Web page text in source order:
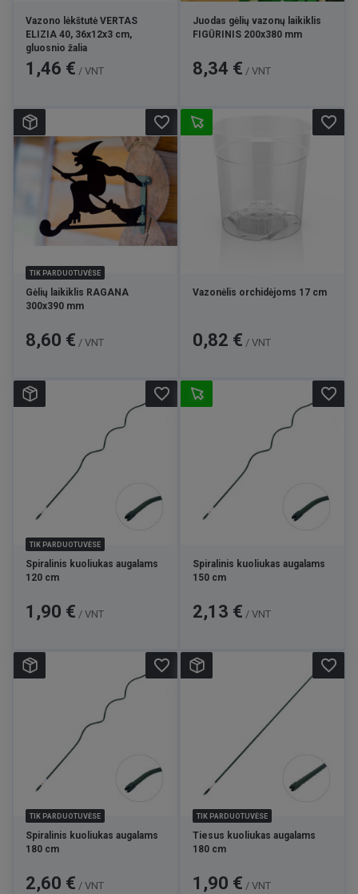
Vazono lėkštutė VERTAS
ELIZIA 40, 36x12x3 cm,
gluosnio žalia
Kaina
1,46 € / VNT
Juodas gėlių vazonų laikiklis
FIGŪRINIS 200x380 mm
Kaina
8,34 € / VNT
TIK PARDUOTUVĖSE
Gėlių laikiklis RAGANA
300x390 mm
Kaina
8,60 € / VNT
favorite_border
Vazonėlis orchidėjoms 17 cm
Kaina
0,82 € / VNT
favorite_border
TIK PARDUOTUVĖSE
Spiralinis kuoliukas augalams
120 cm
Kaina
1,90 € / VNT
favorite_border
Spiralinis kuoliukas augalams
150 cm
Kaina
2,13 € / VNT
favorite_border
TIK PARDUOTUVĖSE
Spiralinis kuoliukas augalams
180 cm
Kaina
2,60 € / VNT
favorite_border
TIK PARDUOTUVĖSE
Tiesus kuoliukas augalams
180 cm
Kaina
1,90 € / VNT
favorite_border